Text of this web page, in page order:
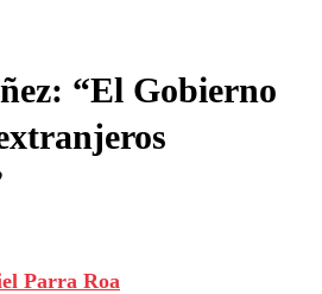
“El Gobierno
Parra Roa